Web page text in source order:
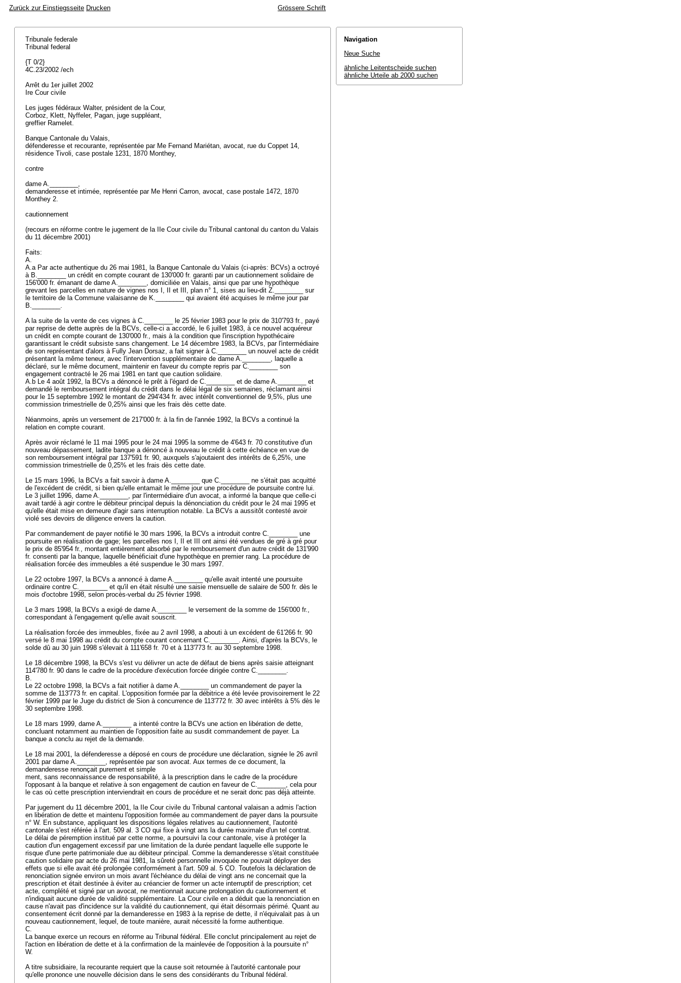
Zurück zur Einstiegsseite Drucken Grössere Schrift
Tribunale federale
Tribunal federal
{T 0/2}
4C.23/2002 /ech
Arrêt du 1er juillet 2002
Ire Cour civile
Les juges fédéraux Walter, président de la Cour,
Corboz, Klett, Nyffeler, Pagan, juge suppléant,
greffier Ramelet.
Banque Cantonale du Valais,
défenderesse et recourante, représentée par Me Fernand Mariétan, avocat, rue du Coppet 14,
résidence Tivoli, case postale 1231, 1870 Monthey,
contre
dame A.________,
demanderesse et intimée, représentée par Me Henri Carron, avocat, case postale 1472, 1870
Monthey 2.
cautionnement
(recours en réforme contre le jugement de la IIe Cour civile du Tribunal cantonal du canton du Valais
du 11 décembre 2001)
Faits:
A.
A.a Par acte authentique du 26 mai 1981, la Banque Cantonale du Valais (ci-après: BCVs) a octroyé
à B.________ un crédit en compte courant de 130'000 fr. garanti par un cautionnement solidaire de
156'000 fr. émanant de dame A.________, domiciliée en Valais, ainsi que par une hypothèque
grevant les parcelles en nature de vignes nos I, II et III, plan n° 1, sises au lieu-dit Z.________ sur
le territoire de la Commune valaisanne de K.________ qui avaient été acquises le même jour par
B.________.
A la suite de la vente de ces vignes à C.________ le 25 février 1983 pour le prix de 310'793 fr., payé
par reprise de dette auprès de la BCVs, celle-ci a accordé, le 6 juillet 1983, à ce nouvel acquéreur
un crédit en compte courant de 130'000 fr., mais à la condition que l'inscription hypothécaire
garantissant le crédit subsiste sans changement. Le 14 décembre 1983, la BCVs, par l'intermédiaire
de son représentant d'alors à Fully Jean Dorsaz, a fait signer à C.________ un nouvel acte de crédit
présentant la même teneur, avec l'intervention supplémentaire de dame A.________, laquelle a
déclaré, sur le même document, maintenir en faveur du compte repris par C.________ son
engagement contracté le 26 mai 1981 en tant que caution solidaire.
A.b Le 4 août 1992, la BCVs a dénoncé le prêt à l'égard de C.________ et de dame A.________ et
demandé le remboursement intégral du crédit dans le délai légal de six semaines, réclamant ainsi
pour le 15 septembre 1992 le montant de 294'434 fr. avec intérêt conventionnel de 9,5%, plus une
commission trimestrielle de 0,25% ainsi que les frais dès cette date.
Néanmoins, après un versement de 217'000 fr. à la fin de l'année 1992, la BCVs a continué la
relation en compte courant.
Après avoir réclamé le 11 mai 1995 pour le 24 mai 1995 la somme de 4'643 fr. 70 constitutive d'un
nouveau dépassement, ladite banque a dénoncé à nouveau le crédit à cette échéance en vue de
son remboursement intégral par 137'591 fr. 90, auxquels s'ajoutaient des intérêts de 6,25%, une
commission trimestrielle de 0,25% et les frais dès cette date.
Le 15 mars 1996, la BCVs a fait savoir à dame A.________ que C.________ ne s'était pas acquitté
de l'excédent de crédit, si bien qu'elle entamait le même jour une procédure de poursuite contre lui.
Le 3 juillet 1996, dame A.________, par l'intermédiaire d'un avocat, a informé la banque que celle-ci
avait tardé à agir contre le débiteur principal depuis la dénonciation du crédit pour le 24 mai 1995 et
qu'elle était mise en demeure d'agir sans interruption notable. La BCVs a aussitôt contesté avoir
violé ses devoirs de diligence envers la caution.
Par commandement de payer notifié le 30 mars 1996, la BCVs a introduit contre C.________ une
poursuite en réalisation de gage; les parcelles nos I, II et III ont ainsi été vendues de gré à gré pour
le prix de 85'954 fr., montant entièrement absorbé par le remboursement d'un autre crédit de 131'990
fr. consenti par la banque, laquelle bénéficiait d'une hypothèque en premier rang. La procédure de
réalisation forcée des immeubles a été suspendue le 30 mars 1997.
Le 22 octobre 1997, la BCVs a annoncé à dame A.________ qu'elle avait intenté une poursuite
ordinaire contre C.________ et qu'il en était résulté une saisie mensuelle de salaire de 500 fr. dès le
mois d'octobre 1998, selon procès-verbal du 25 février 1998.
Le 3 mars 1998, la BCVs a exigé de dame A.________ le versement de la somme de 156'000 fr.,
correspondant à l'engagement qu'elle avait souscrit.
La réalisation forcée des immeubles, fixée au 2 avril 1998, a abouti à un excédent de 61'266 fr. 90
versé le 8 mai 1998 au crédit du compte courant concernant C.________. Ainsi, d'après la BCVs, le
solde dû au 30 juin 1998 s'élevait à 111'658 fr. 70 et à 113'773 fr. au 30 septembre 1998.
Le 18 décembre 1998, la BCVs s'est vu délivrer un acte de défaut de biens après saisie atteignant
114'780 fr. 90 dans le cadre de la procédure d'exécution forcée dirigée contre C.________.
B.
Le 22 octobre 1998, la BCVs a fait notifier à dame A.________ un commandement de payer la
somme de 113'773 fr. en capital. L'opposition formée par la débitrice a été levée provisoirement le 22
février 1999 par le Juge du district de Sion à concurrence de 113'772 fr. 30 avec intérêts à 5% dès le
30 septembre 1998.
Le 18 mars 1999, dame A.________ a intenté contre la BCVs une action en libération de dette,
concluant notamment au maintien de l'opposition faite au susdit commandement de payer. La
banque a conclu au rejet de la demande.
Le 18 mai 2001, la défenderesse a déposé en cours de procédure une déclaration, signée le 26 avril
2001 par dame A.________, représentée par son avocat. Aux termes de ce document, la
demanderesse renonçait purement et simple
ment, sans reconnaissance de responsabilité, à la prescription dans le cadre de la procédure
l'opposant à la banque et relative à son engagement de caution en faveur de C.________, cela pour
le cas où cette prescription interviendrait en cours de procédure et ne serait donc pas déjà atteinte.
Par jugement du 11 décembre 2001, la IIe Cour civile du Tribunal cantonal valaisan a admis l'action
en libération de dette et maintenu l'opposition formée au commandement de payer dans la poursuite
n° W. En substance, appliquant les dispositions légales relatives au cautionnement, l'autorité
cantonale s'est référée à l'art. 509 al. 3 CO qui fixe à vingt ans la durée maximale d'un tel contrat.
Le délai de péremption institué par cette norme, a poursuivi la cour cantonale, vise à protéger la
caution d'un engagement excessif par une limitation de la durée pendant laquelle elle supporte le
risque d'une perte patrimoniale due au débiteur principal. Comme la demanderesse s'était constituée
caution solidaire par acte du 26 mai 1981, la sûreté personnelle invoquée ne pouvait déployer des
effets que si elle avait été prolongée conformément à l'art. 509 al. 5 CO. Toutefois la déclaration de
renonciation signée environ un mois avant l'échéance du délai de vingt ans ne concernait que la
prescription et était destinée à éviter au créancier de former un acte interruptif de prescription; cet
acte, complété et signé par un avocat, ne mentionnait aucune prolongation du cautionnement et
n'indiquait aucune durée de validité supplémentaire. La Cour civile en a déduit que la renonciation en
cause n'avait pas d'incidence sur la validité du cautionnement, qui était désormais périmé. Quant au
consentement écrit donné par la demanderesse en 1983 à la reprise de dette, il n'équivalait pas à un
nouveau cautionnement, lequel, de toute manière, aurait nécessité la forme authentique.
C.
La banque exerce un recours en réforme au Tribunal fédéral. Elle conclut principalement au rejet de
l'action en libération de dette et à la confirmation de la mainlevée de l'opposition à la poursuite n°
W.
A titre subsidiaire, la recourante requiert que la cause soit retournée à l'autorité cantonale pour
qu'elle prononce une nouvelle décision dans le sens des considérants du Tribunal fédéral.
Navigation
Neue Suche
ähnliche Leitentscheide suchen
ähnliche Urteile ab 2000 suchen